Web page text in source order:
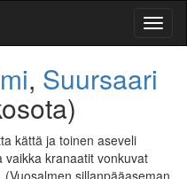
, Suursaari
kättä ja toinen aseveli
kranaatit vonkuvat
(Vuosalmen sillanpääaseman